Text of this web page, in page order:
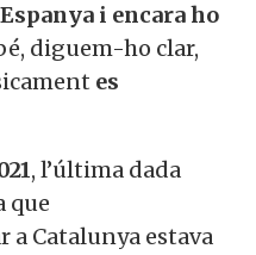
i encara ho
diguem-ho clar,
es
, l’última dada
que
a Catalunya estava